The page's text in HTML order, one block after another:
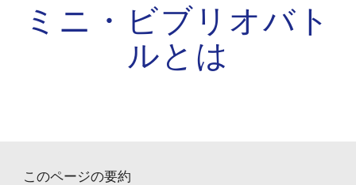
ミニ・ビブリオバト
ルとは
このページの要約